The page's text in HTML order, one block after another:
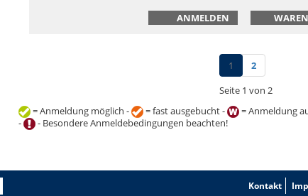
ANMELDEN
1
2
Seite 1 von 2
= Anmeldung möglich -
= fast ausgebucht - = Anmeldung
-
- Besondere Anmeldebedingungen beachten!
Kontakt